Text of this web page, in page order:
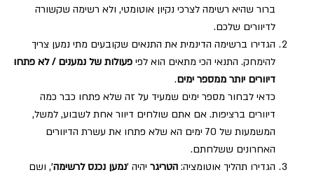
ברור שהיא רשימה לצרכי נקיון אוטומטי, ולא רשימה שקשורה
לדיוורים שלכם.
הגדירו ברשימה הדינמית את התנאים שקובעים מתי נמען צריך
להימחק. התנאי הכי מתאים הוא לפי פעולות של נמענים / לא פתחו
דיוורים יותר ממספר ימים.
כדאי לבחור מספר ימים שמעיד על זה שלא פתחו כבר כמה
דיוורים ברציפות. אם אתם שולחים דיוור אחת לשבוע, למשל,
המשמעות של 70 ימים הא שלא פתחו את עשרת הדיוורים
האחרונים ששלחתם.
הגדירו תהליך אוטומציה: הטריגר יהיה 'נמען נכנס לרשימה', ושם